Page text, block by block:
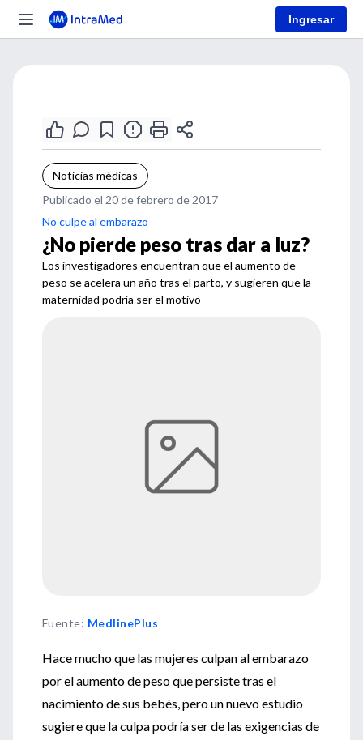
Ingresar
Noticias médicas
Publicado el 20 de febrero de 2017
No culpe al embarazo
¿No pierde peso tras dar a luz?
Los investigadores encuentran que el aumento de
peso se acelera un año tras el parto, y sugieren que la
maternidad podría ser el motivo
Fuente: MedlinePlus
Hace mucho que las mujeres culpan al embarazo
por el aumento de peso que persiste tras el
nacimiento de sus bebés, pero un nuevo estudio
sugiere que la culpa podría ser de las exigencias de